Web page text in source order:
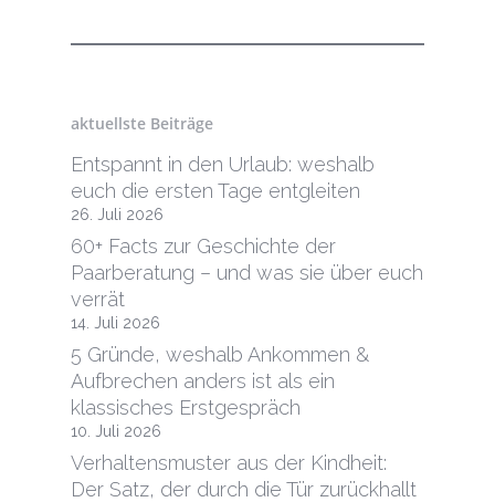
aktuellste Beiträge
Entspannt in den Urlaub: weshalb
euch die ersten Tage entgleiten
26. Juli 2026
60+ Facts zur Geschichte der
Paarberatung – und was sie über euch
verrät
14. Juli 2026
5 Gründe, weshalb Ankommen &
Aufbrechen anders ist als ein
klassisches Erstgespräch
10. Juli 2026
Verhaltensmuster aus der Kindheit:
Der Satz, der durch die Tür zurückhallt